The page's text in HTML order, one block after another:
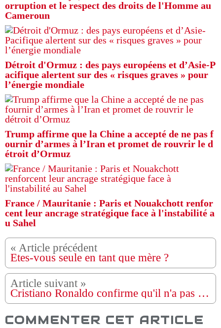
orruption et le respect des droits de l'Homme au
Cameroun
Détroit d'Ormuz : des pays européens et d’Asie-P
acifique alertent sur des « risques graves » pour
l’énergie mondiale
Trump affirme que la Chine a accepté de ne pas f
ournir d’armes à l’Iran et promet de rouvrir le d
étroit d’Ormuz
France / Mauritanie : Paris et Nouakchott renfor
cent leur ancrage stratégique face à l'instabilité a
u Sahel
Êtes-vous seule en tant que mère ?
Cristiano Ronaldo confirme qu'il n'a pas l'intention de prendre sa retraite du football de sitôt.
COMMENTER CET ARTICLE